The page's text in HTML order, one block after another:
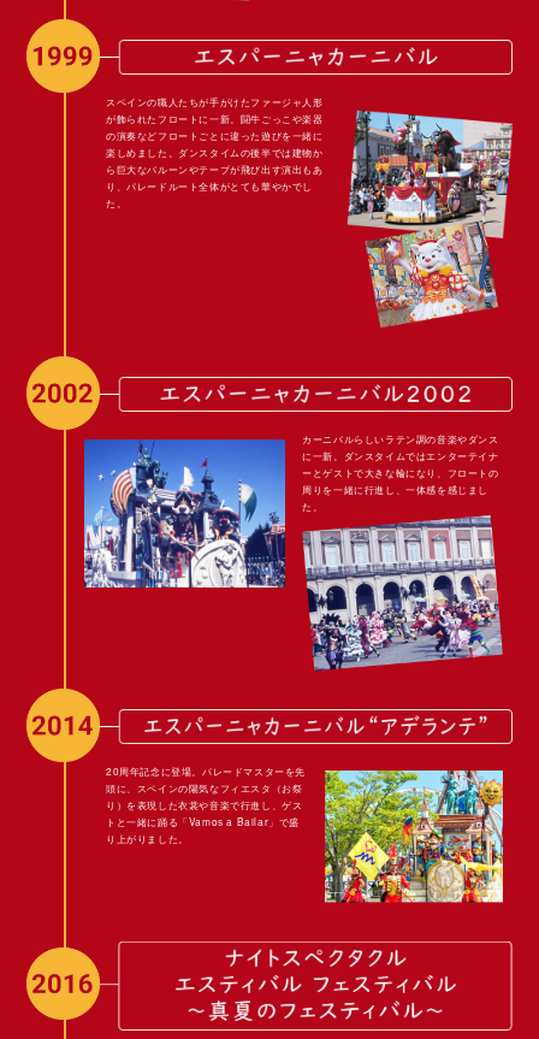
スペインの職人たちが手がけたファージャ人形
が飾られたフロートに一新。闘牛ごっこや楽器
の演奏などフロートごとに違った遊びを一緒に
楽しめました。ダンスタイムの後半では建物か
ら巨大なバルーンやテープが飛び出す演出もあ
り、パレードルート全体がとても華やかでし
た。
カーニバルらしいラテン調の音楽やダンス
に一新。ダンスタイムではエンターテイナ
ーとゲストで大きな輪になり、フロートの
周りを一緒に行進し、一体感を感じまし
た。
20周年記念に登場。パレードマスターを先
頭に、スペインの陽気なフィエスタ（お祭
り）を表現した衣裳や音楽で行進し、ゲス
トと一緒に踊る「Vamos a Bailar」で盛
り上がりました。